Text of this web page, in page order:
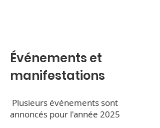
Événements et
manifestations
Plusieurs événements sont
annoncés pour l'année 2025